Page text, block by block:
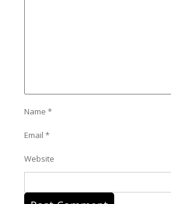
Name *
Email *
Website